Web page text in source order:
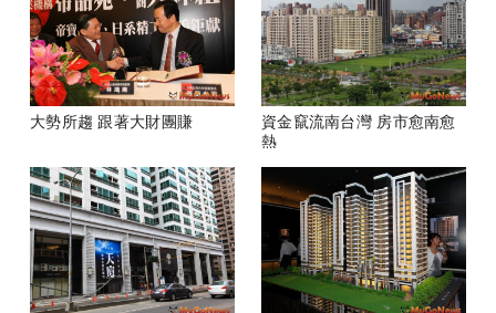
大勢所趨 跟著大財團賺
資金竄流南台灣 房市愈南愈
熱